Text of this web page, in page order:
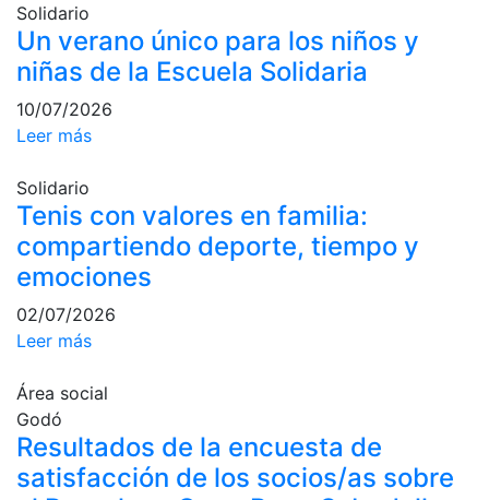
Wellness Center
Servicio de
fisiosalud
Entrenamientos
Actividades
dirigidas
Piscina
Normativa
Restaurantes
Restaurante
El Snack
Casa Arilla
Solidario
Un verano único para los niños y
niñas de la Escuela Solidaria
10/07/2026
Leer más
Solidario
Tenis con valores en familia:
compartiendo deporte, tiempo y
emociones
02/07/2026
Leer más
Área social
Godó
Resultados de la encuesta de
satisfacción de los socios/as sobre